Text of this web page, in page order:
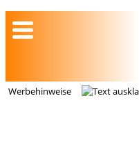
Werbehinweise